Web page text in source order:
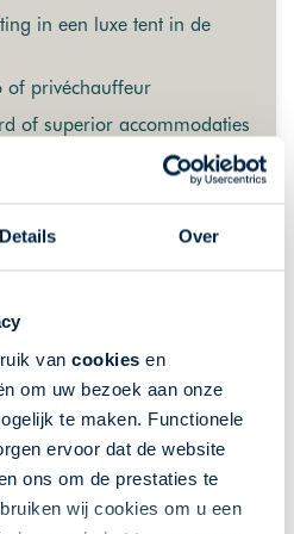
Details Over
van cookies en
om uw bezoek aan onze
te maken. Functionele
ervoor dat de website
ons om de prestaties te
wij cookies om u een
in een luxe tent in de
of privéchauffeur
of superior accommodaties
Deze is afhankelijk van